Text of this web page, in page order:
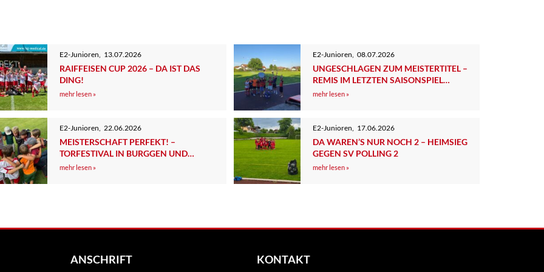
E2-Junioren 13.07.2026
RAIFFEISEN CUP 2026 – DA IST DAS
DING!
mehr lesen »
E2-Junioren 08.07.2026
UNGESCHLAGEN ZUM MEISTERTITEL –
REMIS IM LETZTEN SAISONSPIEL
GEGEN DEN TSV TUTZING 2
mehr lesen »
E2-Junioren 22.06.2026
MEISTERSCHAFT PERFEKT! –
TORFESTIVAL IN BURGGEN UND
SCHÜTZENHILFE AUS TUTZING
mehr lesen »
E2-Junioren 17.06.2026
DA WAREN’S NUR NOCH 2 – HEIMSIEG
GEGEN SV POLLING 2
mehr lesen »
ANSCHRIFT KONTAKT